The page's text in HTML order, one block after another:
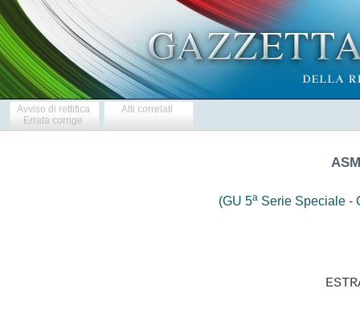
Avviso di rettifica
Errata corrige
Atti correlati
(GU 5a Serie Speciale -